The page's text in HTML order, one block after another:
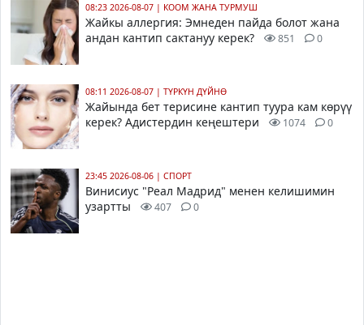
08:23 2026-08-07 | КООМ ЖАНА ТУРМУШ
Жайкы аллергия: Эмнеден пайда болот жана
андан кантип сактануу керек?
851 0
08:11 2026-08-07 | ТҮРКҮН ДҮЙНӨ
Жайында бет терисине кантип туура кам көрүү
керек? Адистердин кеңештери
1074 0
23:45 2026-08-06 | СПОРТ
Винисиус "Реал Мадрид" менен келишимин
узартты
407 0